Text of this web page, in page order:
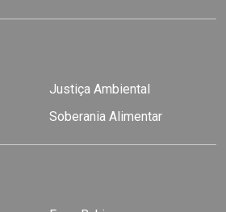
Justiça Ambiental
Soberania Alimentar